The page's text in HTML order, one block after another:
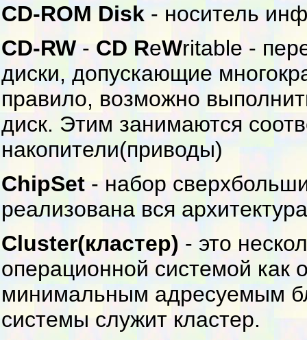
CD-ROM Disk - носитель
CD-RW - CD ReWritable -
диски, допускающие
правило, возможно
диск. Этим занимаются
накопители(приводы)
ChipSet - набор
реализована вся
Cluster(кластер) - это
операционной системой как
минимальным адресуемым
системы служит кластер.